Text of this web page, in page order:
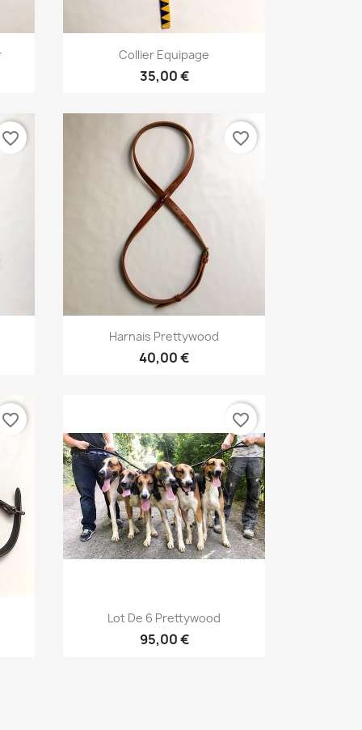
Aperçu rapide
Collier Equipage
35,00 €
favorite_border
Aperçu rapide
Harnais Prettywood
40,00 €
favorite_border
favorite_border
Aperçu rapide
Lot De 6 Prettywood
95,00 €
favorite_border